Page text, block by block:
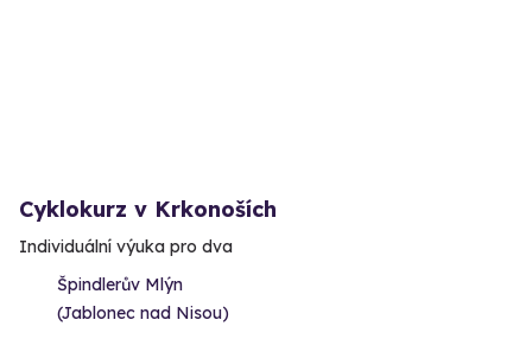
Cyklokurz v Krkonoších
Individuální výuka pro dva
Špindlerův Mlýn
(Jablonec nad Nisou)